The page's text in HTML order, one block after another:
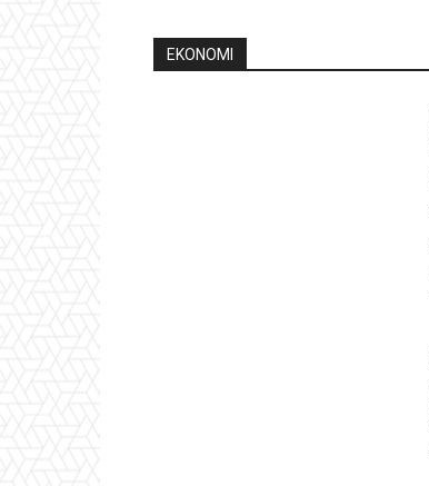
EKONOMI